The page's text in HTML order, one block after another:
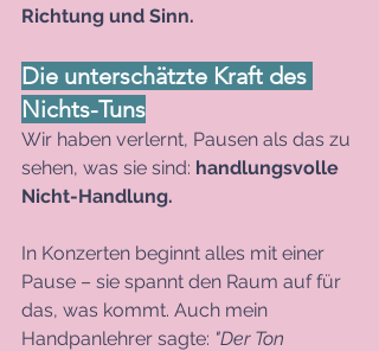
Richtung und Sinn.
Die unterschätzte Kraft des
Nichts-Tuns
Wir haben verlernt, Pausen als das zu
sehen, was sie sind: handlungsvolle
Nicht-Handlung.
In Konzerten beginnt alles mit einer
Pause – sie spannt den Raum auf für
das, was kommt. Auch mein
Handpanlehrer sagte: "Der Ton